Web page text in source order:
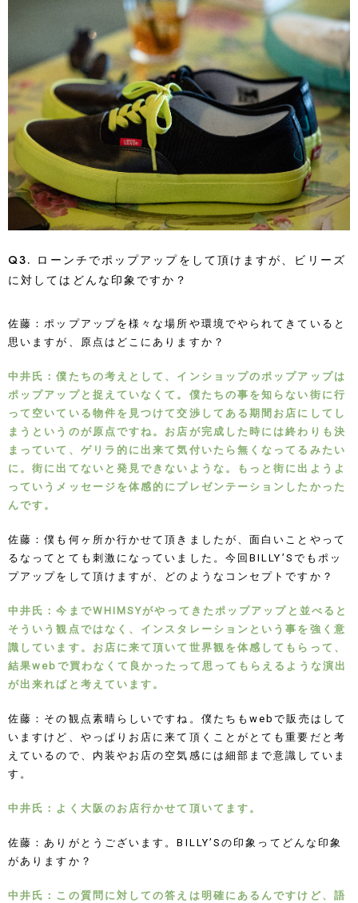
Q3. ローンチでポップアップをして頂けますが、ビリーズ
に対してはどんな印象ですか？
佐藤：ポップアップを様々な場所や環境でやられてきていると
思いますが、原点はどこにありますか？
中井氏：僕たちの考えとして、インショップのポップアップは
ポップアップと捉えていなくて。僕たちの事を知らない街に行
って空いている物件を見つけて交渉してある期間お店にしてし
まうというのが原点ですね。お店が完成した時には終わりも決
まっていて、ゲリラ的に出来て気付いたら無くなってるみたい
に。街に出てないと発見できないような。もっと街に出ようよ
っていうメッセージを体感的にプレゼンテーションしたかった
んです。
佐藤：僕も何ヶ所か行かせて頂きましたが、面白いことやって
るなってとても刺激になっていました。今回BILLY’Sでもポッ
プアップをして頂けますが、どのようなコンセプトですか？
中井氏：今までWHIMSYがやってきたポップアップと並べると
そういう観点ではなく、インスタレーションという事を強く意
識しています。お店に来て頂いて世界観を体感してもらって、
結果webで買わなくて良かったって思ってもらえるような演出
が出来ればと考えています。
佐藤：その観点素晴らしいですね。僕たちもwebで販売はして
いますけど、やっぱりお店に来て頂くことがとても重要だと考
えているので、内装やお店の空気感には細部まで意識していま
す。
中井氏：よく大阪のお店行かせて頂いてます。
佐藤：ありがとうございます。BILLY’Sの印象ってどんな印象
がありますか？
中井氏：この質問に対しての答えは明確にあるんですけど、語